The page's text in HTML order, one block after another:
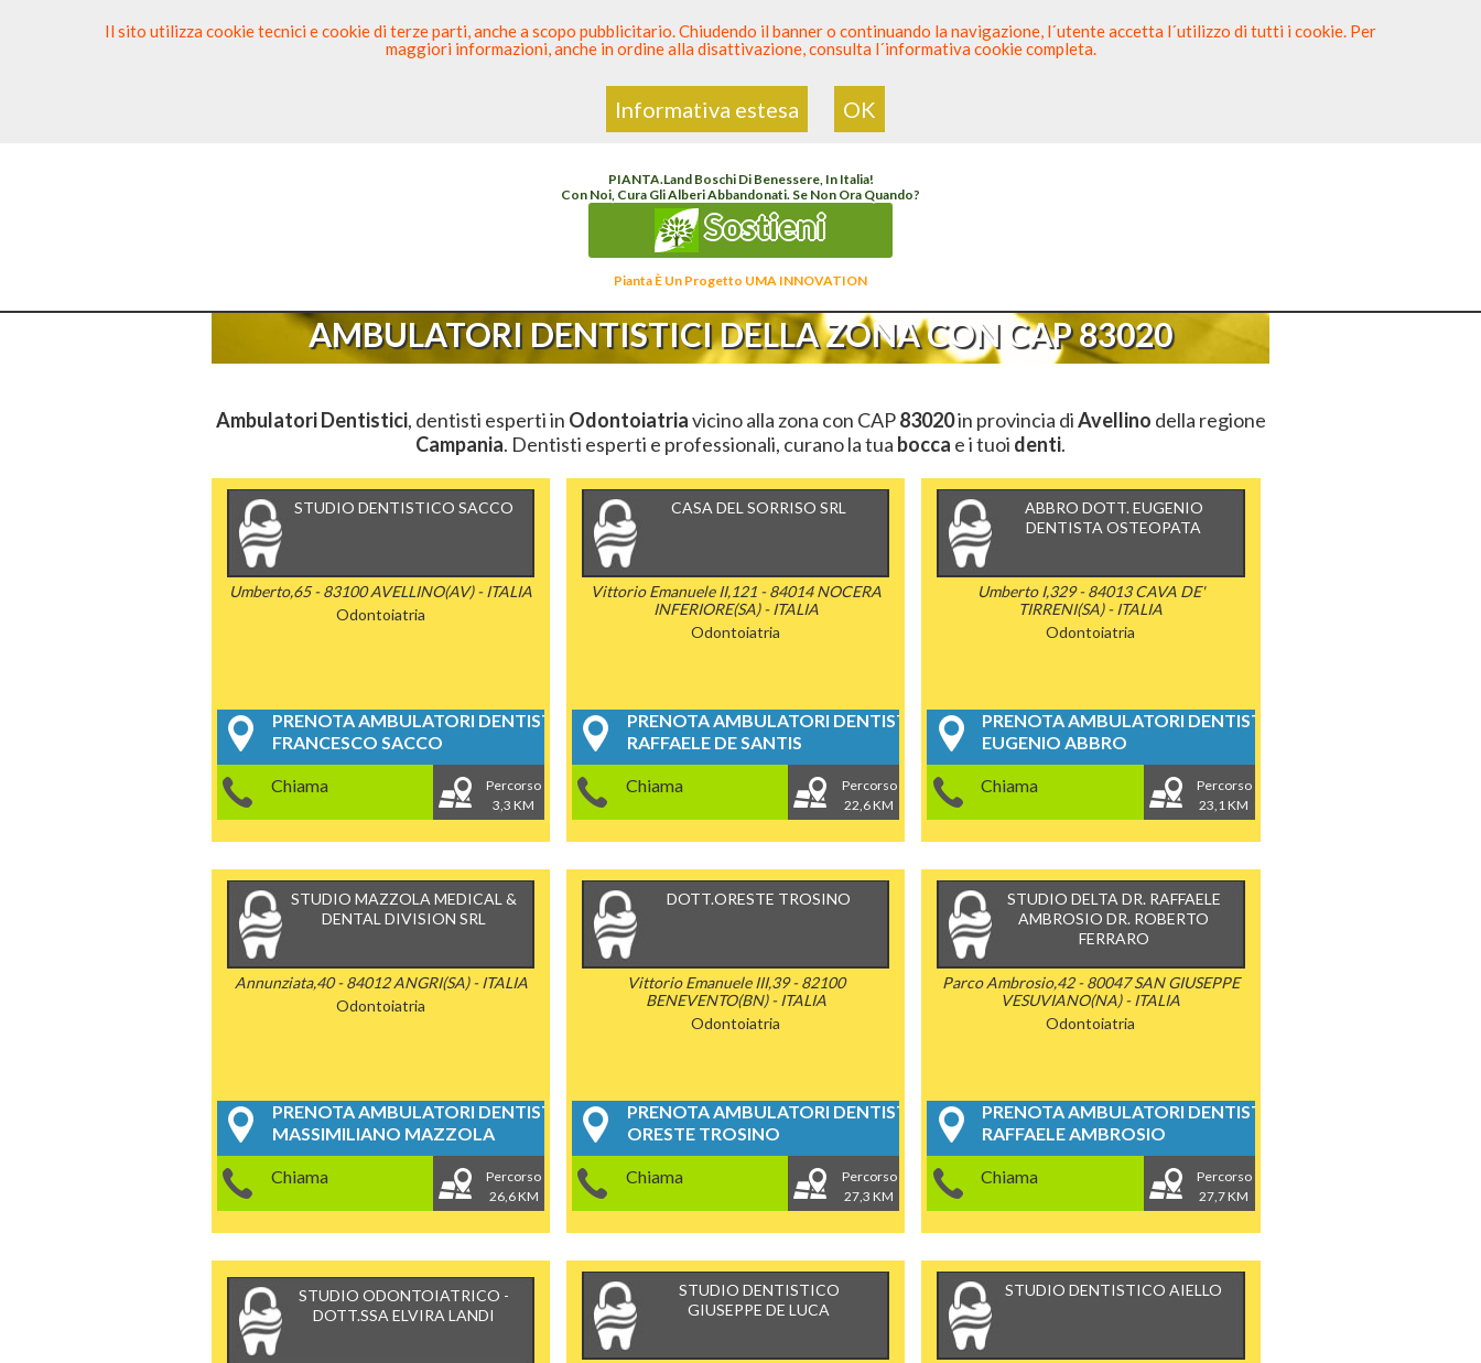
Elenco Dentista Sicuro>Odontoiatria>Ambulatori Dentistici>Campania
PIANTA.LandBoschi Di Benessere, In Italia!
Con Noi, Cura Gli Alberi Abbandonati. Se Non Ora Quando?
Sostieni
Pianta È Un Progetto UMA INNOVATION
AMBULATORI DENTISTICI DELLA ZONA CON CAP 83020
Ambulatori Dentistici, dentisti esperti in Odontoiatriavicino alla zona con CAP83020in provincia diAvellino della regione
Campania. Dentisti esperti e professionali, curano la tua bocca e i tuoi denti.
STUDIO DENTISTICO SACCO
Umberto,65 - 83100 AVELLINO(AV) - ITALIA
Odontoiatria
PRENOTA AMBULATORI DENTISTICI
FRANCESCO SACCO
Chiama
Percorso
3,3 KM
CASA DEL SORRISO SRL
Vittorio Emanuele II,121 - 84014 NOCERA
INFERIORE(SA) - ITALIA
Odontoiatria
PRENOTA AMBULATORI DENTISTICI
RAFFAELE DE SANTIS
Chiama
Percorso
22,6 KM
ABBRO DOTT. EUGENIO
DENTISTA OSTEOPATA
Umberto I,329 - 84013 CAVA DE'
TIRRENI(SA) - ITALIA
Odontoiatria
PRENOTA AMBULATORI DENTISTICI
EUGENIO ABBRO
Chiama
Percorso
23,1 KM
STUDIO MAZZOLA MEDICAL &
DENTAL DIVISION SRL
Annunziata,40 - 84012 ANGRI(SA) - ITALIA
Odontoiatria
PRENOTA AMBULATORI DENTISTICI
MASSIMILIANO MAZZOLA
Chiama
Percorso
26,6 KM
DOTT.ORESTE TROSINO
Vittorio Emanuele III,39 - 82100
BENEVENTO(BN) - ITALIA
Odontoiatria
PRENOTA AMBULATORI DENTISTICI
ORESTE TROSINO
Chiama
Percorso
27,3 KM
STUDIO DELTA DR. RAFFAELE
AMBROSIO DR. ROBERTO
FERRARO
Parco Ambrosio,42 - 80047 SAN GIUSEPPE
VESUVIANO(NA) - ITALIA
Odontoiatria
PRENOTA AMBULATORI DENTISTICI
RAFFAELE AMBROSIO
Chiama
Percorso
27,7 KM
STUDIO ODONTOIATRICO -
DOTT.SSA ELVIRA LANDI
STUDIO DENTISTICO
GIUSEPPE DE LUCA
STUDIO DENTISTICO AIELLO
Il sito utilizza cookie tecnici e cookie di terze parti, anche a scopo pubblicitario. Chiudendo il banner o continuando la navigazione, l´utente accetta l´utilizzo di tutti i cookie. Per
maggiori informazioni, anche in ordine alla disattivazione, consulta l´informativa cookie completa.
Informativa estesa OK